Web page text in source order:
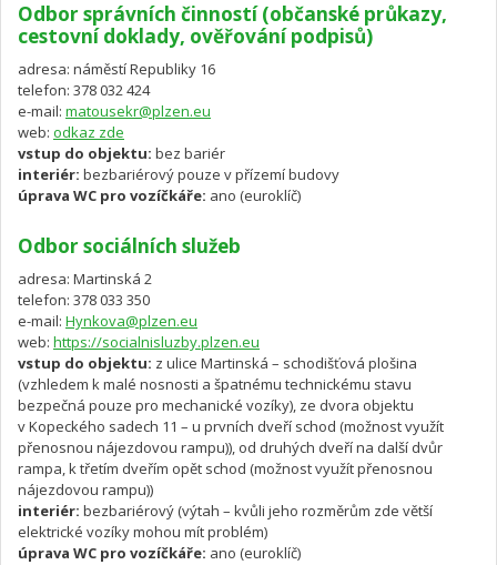
Odbor správních činností (občanské průkazy,
cestovní doklady, ověřování podpisů)
adresa: náměstí Republiky 16
telefon: 378 032 424
e-mail: matousekr@plzen.eu
web: odkaz zde
vstup do objektu: bez bariér
interiér: bezbariérový pouze v přízemí budovy
úprava WC pro vozíčkáře: ano (euroklíč)
Odbor sociálních služeb
adresa: Martinská 2
telefon: 378 033 350
e-mail: Hynkova@plzen.eu
web: https://socialnisluzby.plzen.eu
vstup do objektu: z ulice Martinská – schodišťová plošina
(vzhledem k malé nosnosti a špatnému technickému stavu
bezpečná pouze pro mechanické vozíky), ze dvora objektu
v Kopeckého sadech 11 – u prvních dveří schod (možnost využít
přenosnou nájezdovou rampu)), od druhých dveří na další dvůr
rampa, k třetím dveřím opět schod (možnost využít přenosnou
nájezdovou rampu))
interiér: bezbariérový (výtah – kvůli jeho rozměrům zde větší
elektrické vozíky mohou mít problém)
úprava WC pro vozíčkáře: ano (euroklíč)